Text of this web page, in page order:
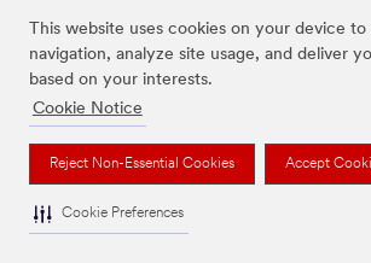
This website uses cookies on your device to
navigation, analyze site usage, and deliver
based on your interests.
Cookie Notice
Reject Non-Essential Cookies Accept
Cookie Preferences